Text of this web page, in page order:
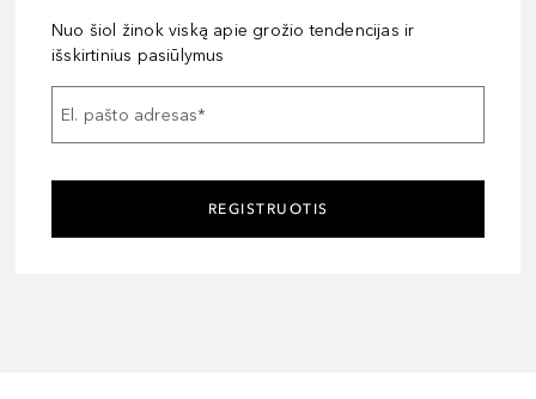
Nuo šiol žinok viską apie grožio tendencijas ir
išskirtinius pasiūlymus
El. pašto adresas*
REGISTRUOTIS